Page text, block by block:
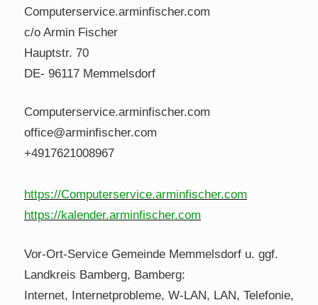
Computerservice.arminfischer.com
c/o Armin Fischer
Hauptstr. 70
DE- 96117 Memmelsdorf
Computerservice.arminfischer.com
office@arminfischer.com
+4917621008967
https://Computerservice.arminfischer.com
https://kalender.arminfischer.com
Vor-Ort-Service Gemeinde Memmelsdorf u. ggf.
Landkreis Bamberg, Bamberg:
Internet, Internetprobleme, W-LAN, LAN, Telefonie,